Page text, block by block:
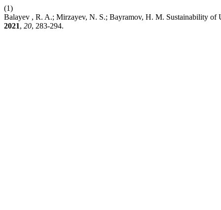
(1)
Balayev​ , R. A.; Mirzayev, N. S.; Bayramov, H. M. Sustainability of
2021, 20, 283-294.